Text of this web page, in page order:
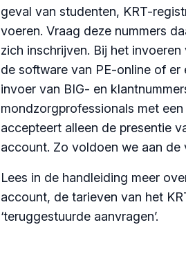
geval van studenten, KRT-
voeren. Vraag deze nummers
zich inschrijven. Bij het
de software van PE-online of er
invoer van BIG- en
mondzorgprofessionals met
accepteert alleen de presentie
account. Zo voldoen we aan de
Lees in de handleiding meer
account, de tarieven van het
‘teruggestuurde aanvragen’.